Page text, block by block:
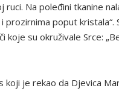
Na poleđini tkanine
prozirnima poput
koje su okruživale Srce:
koji je rekao da Djevica